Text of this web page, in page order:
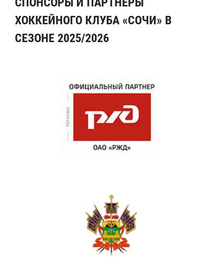
ХОККЕЙНОГО КЛУБА «СОЧИ» В
СЕЗОНЕ 2025/2026